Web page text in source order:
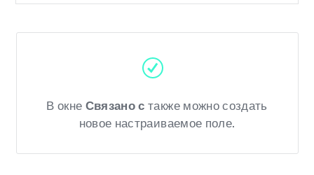
В окне Связано с также можно создать
новое настраиваемое поле.